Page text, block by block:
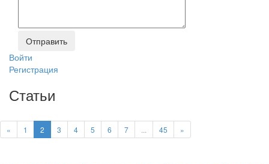
Войти
Регистрация
Статьи
« 1 2 3 4 5 6 7 45 »